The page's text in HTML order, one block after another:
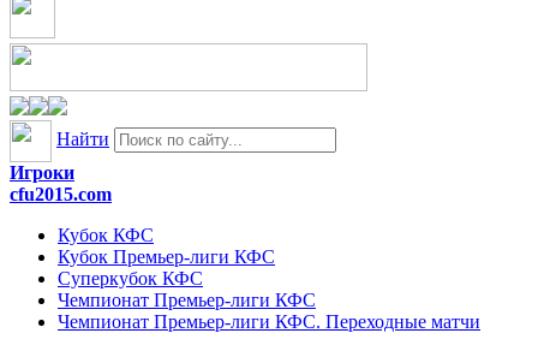
Найти
Игроки
cfu2015.com
Кубок КФС
Кубок Премьер-лиги КФС
Суперкубок КФС
Чемпионат Премьер-лиги КФС
Чемпионат Премьер-лиги КФС. Переходные матчи